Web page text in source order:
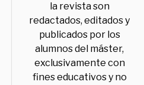
la revista son
redactados, editados y
publicados por los
alumnos del máster,
exclusivamente con
fines educativos y no